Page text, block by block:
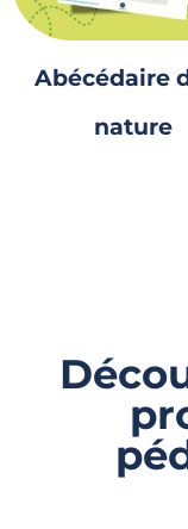
Abécédaire
nature